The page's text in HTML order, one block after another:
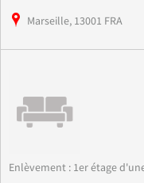
Marseille, 13001 FRA
Enlèvement : 1er étage